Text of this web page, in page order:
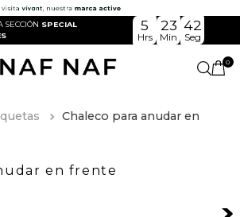
SECCIÓN SPECIAL
5
Hrs
23
Min
42
Seg
0
Chaleco para anudar en
en frente